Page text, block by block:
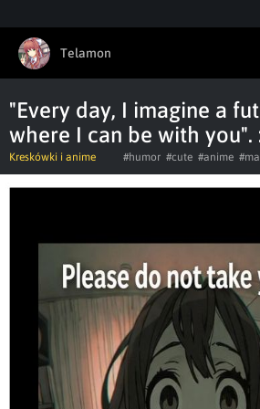
Telamon
"Every day, I imagine a
where I can be with you".
Kreskówki i anime #humor #cute #anime